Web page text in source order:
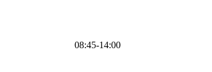
08:45-14:00